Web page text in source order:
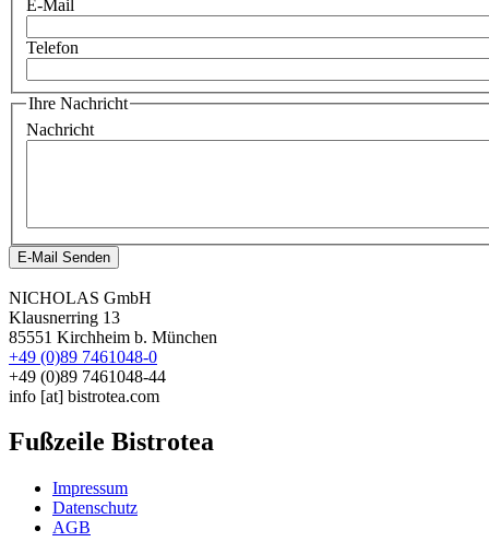
E-Mail
Telefon
Ihre Nachricht
Nachricht
E-Mail Senden
NICHOLAS GmbH
Klausnerring 13
85551 Kirchheim b. München
+49 (0)89 7461048-0
+49 (0)89 7461048-44
info [at] bistrotea.com
Fußzeile Bistrotea
Impressum
Datenschutz
AGB